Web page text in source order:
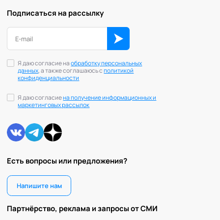
Есть вопросы или предложения?
Напишите нам
Партнёрство, реклама и запросы от СМИ
Подписаться на рассылку
Я даю согласие наобработку персональных
данных, а также соглашаюсь сполитикой
конфиденциальности
Я даю согласиена получение информационных и
маркетинговых рассылок